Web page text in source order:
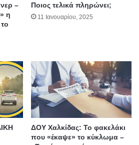
–
η
Ποιος τελικά πληρώνει;
11 Ιανουαρίου, 2025
ΔΟΥ Χαλκίδας: Το φακελάκι
που «έκαψε» το κύκλωμα –